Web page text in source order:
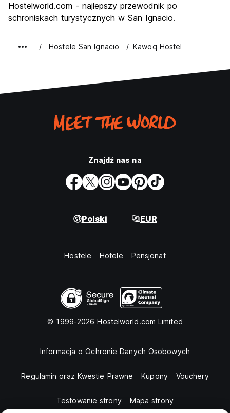
Hostelworld.com - najlepszy przewodnik po
schroniskach turystycznych w San Ignacio.
Hostele San Ignacio Kawoq Hostel
Znajdź nas na
Polski EUR
Hostele Hotele Pensjonat
© 1999-2026 Hostelworld.com Limited
Informacja o Ochronie Danych Osobowych
Regulamin oraz Kwestie Prawne Kupony Vouchery
Testowanie strony Mapa strony